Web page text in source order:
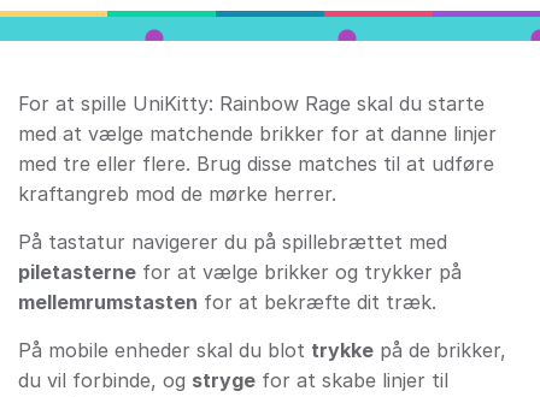
For at spille UniKitty: Rainbow Rage skal du starte
med at vælge matchende brikker for at danne linjer
med tre eller flere. Brug disse matches til at udføre
kraftangreb mod de mørke herrer.
På tastatur navigerer du på spillebrættet med
piletasterne for at vælge brikker og trykker på
mellemrumstasten for at bekræfte dit træk.
På mobile enheder skal du blot trykke på de brikker,
du vil forbinde, og stryge for at skabe linjer til